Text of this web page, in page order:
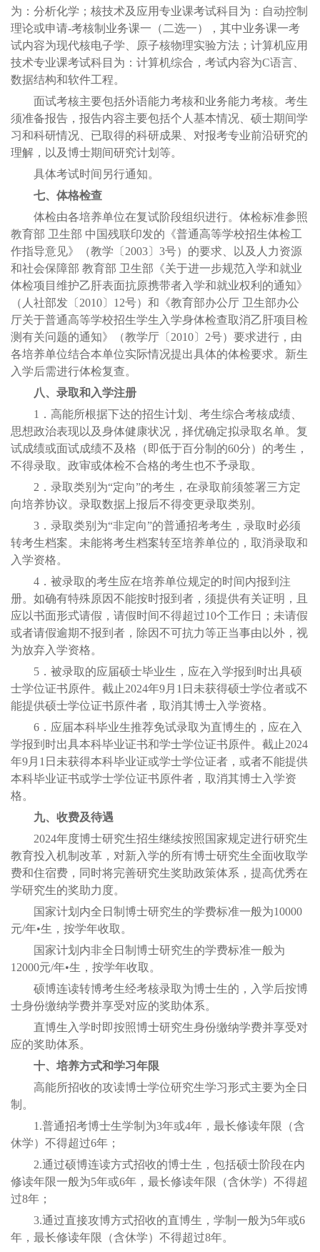
为：分析化学；核技术及应用专业课考试科目为：自动控制
理论或申请-考核制业务课一（二选一），其中业务课一考
试内容为现代核电子学、原子核物理实验方法；计算机应用
技术专业课考试科目为：计算机综合，考试内容为C语言、
数据结构和软件工程。
面试考核主要包括外语能力考核和业务能力考核。考生
须准备报告，报告内容主要包括个人基本情况、硕士期间学
习和科研情况、已取得的科研成果、对报考专业前沿研究的
理解，以及博士期间研究计划等。
具体考试时间另行通知。
七、体格检查
体检由各培养单位在复试阶段组织进行。体检标准参照
教育部 卫生部 中国残联印发的《普通高等学校招生体检工
作指导意见》（教学〔2003〕3号）的要求、以及人力资源
和社会保障部 教育部 卫生部《关于进一步规范入学和就业
体检项目维护乙肝表面抗原携带者入学和就业权利的通知》
（人社部发〔2010〕12号）和《教育部办公厅 卫生部办公
厅关于普通高等学校招生学生入学身体检查取消乙肝项目检
测有关问题的通知》（教学厅〔2010〕2号）要求进行，由
各培养单位结合本单位实际情况提出具体的体检要求。新生
入学后需进行体检复查。
八、录取和入学注册
1．高能所根据下达的招生计划、考生综合考核成绩、
思想政治表现以及身体健康状况，择优确定拟录取名单。复
试成绩或面试成绩不及格（即低于百分制的60分）的考生，
不得录取。政审或体检不合格的考生也不予录取。
2．录取类别为“定向”的考生，在录取前须签署三方定
向培养协议。录取数据上报后不得变更录取类别。
3．录取类别为“非定向”的普通招考考生，录取时必须
转考生档案。未能将考生档案转至培养单位的，取消录取和
入学资格。
4．被录取的考生应在培养单位规定的时间内报到注
册。如确有特殊原因不能按时报到者，须提供有关证明，且
应以书面形式请假，请假时间不得超过10个工作日；未请假
或者请假逾期不报到者，除因不可抗力等正当事由以外，视
为放弃入学资格。
5．被录取的应届硕士毕业生，应在入学报到时出具硕
士学位证书原件。截止2024年9月1日未获得硕士学位者或不
能提供硕士学位证书原件者，取消其博士入学资格。
6．应届本科毕业生推荐免试录取为直博生的，应在入
学报到时出具本科毕业证书和学士学位证书原件。截止2024
年9月1日未获得本科毕业证或学士学位证者，或者不能提供
本科毕业证书或学士学位证书原件者，取消其博士入学资
格。
九、收费及待遇
2024年度博士研究生招生继续按照国家规定进行研究生
教育投入机制改革，对新入学的所有博士研究生全面收取学
费和住宿费，同时将完善研究生奖助政策体系，提高优秀在
学研究生的奖助力度。
国家计划内全日制博士研究生的学费标准一般为10000
元/年•生，按学年收取。
国家计划内非全日制博士研究生的学费标准一般为
12000元/年•生，按学年收取。
硕博连读转博考生经考核录取为博士生的，入学后按博
士身份缴纳学费并享受对应的奖助体系。
直博生入学时即按照博士研究生身份缴纳学费并享受对
应的奖助体系。
十、培养方式和学习年限
高能所招收的攻读博士学位研究生学习形式主要为全日
制。
1.普通招考博士生学制为3年或4年，最长修读年限（含
休学）不得超过6年；
2.通过硕博连读方式招收的博士生，包括硕士阶段在内
修读年限一般为5年或6年，最长修读年限（含休学）不得超
过8年；
3.通过直接攻博方式招收的直博生，学制一般为5年或6
年，最长修读年限（含休学）不得超过8年。